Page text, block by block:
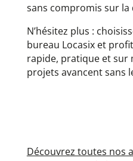
sans compromis sur
N’hésitez plus :
bureau Locasix et
rapide, pratique et sur
projets avancent sans
Découvrez toutes nos